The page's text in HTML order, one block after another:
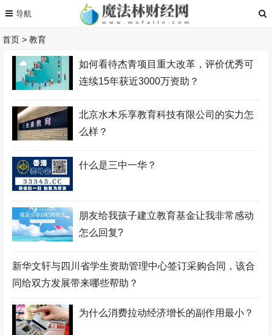
首页 >教育
如何看待杰青项目重大改革，评价优秀可
连续15年获近3000万资助？
北京水木乐享教育科技有限公司的实力怎
么样？
什么是三中一华？
朋友给我孩子建立教育基金让我非常感动
怎么回复?
新华文轩与四川省学生资助管理中心签订采购合同，该合
同给双方发展带来哪些帮助？
为什么消费拉动经济增长的副作用最小？